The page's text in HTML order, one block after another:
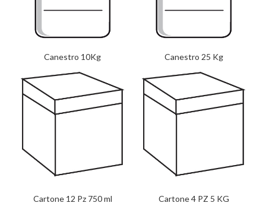
Canestro 10Kg Canestro 25 Kg
Cartone 12 Pz 750 ml Cartone 4 PZ 5 KG